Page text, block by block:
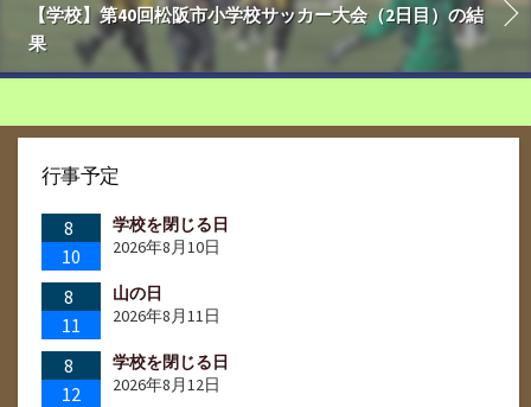
【学校】第40回松阪市小学校サッカー大会（2日目）の結
果
行事予定
8
10
学校を閉じる日
2026年8月10日
8
11
山の日
2026年8月11日
8
12
学校を閉じる日
2026年8月12日